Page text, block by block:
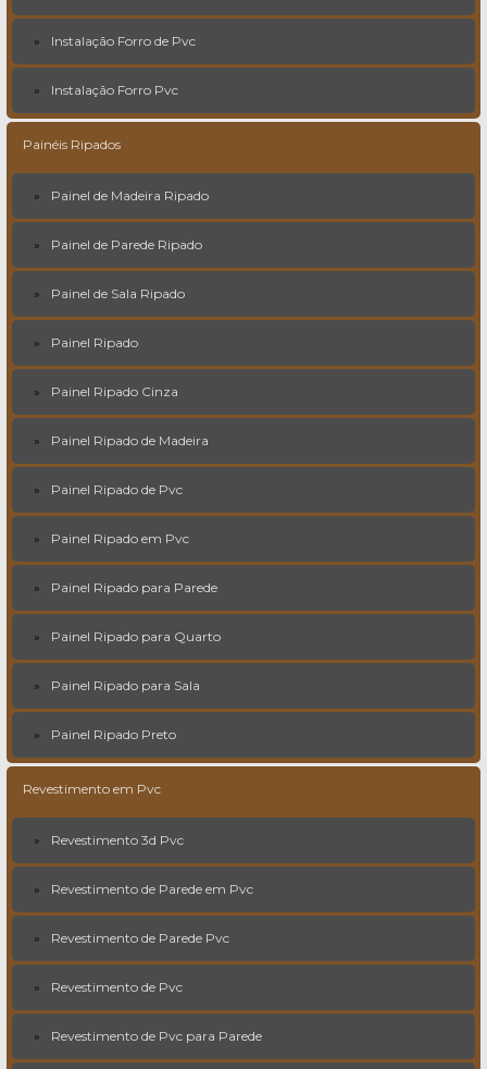
Instalação Forro de Pvc
Instalação Forro Pvc
Painéis Ripados
Painel de Madeira Ripado
Painel de Parede Ripado
Painel de Sala Ripado
Painel Ripado
Painel Ripado Cinza
Painel Ripado de Madeira
Painel Ripado de Pvc
Painel Ripado em Pvc
Painel Ripado para Parede
Painel Ripado para Quarto
Painel Ripado para Sala
Painel Ripado Preto
Revestimento em Pvc
Revestimento 3d Pvc
Revestimento de Parede em Pvc
Revestimento de Parede Pvc
Revestimento de Pvc
Revestimento de Pvc para Parede